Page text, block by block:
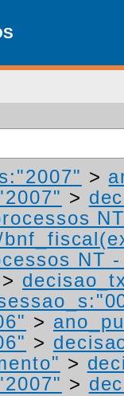
>
>
NT
>
>
>
>
>